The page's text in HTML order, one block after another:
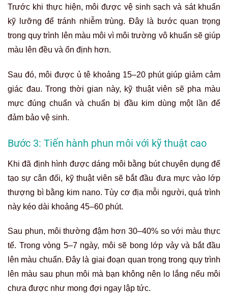
Trước khi thực hiện, môi được vệ sinh sạch và sát khuẩn
kỹ lưỡng để tránh nhiễm trùng. Đây là bước quan trọng
trong quy trình lên màu môi vì môi trường vô khuẩn sẽ giúp
màu lên đều và ổn định hơn.
Sau đó, môi được ủ tê khoảng 15–20 phút giúp giảm cảm
giác đau. Trong thời gian này, kỹ thuật viên sẽ pha màu
mực đúng chuẩn và chuẩn bị đầu kim dùng một lần để
đảm bảo vệ sinh.
Bước 3: Tiến hành phun môi với kỹ thuật cao
Khi đã định hình được dáng môi bằng bút chuyên dụng để
tạo sự cân đối, kỹ thuật viên sẽ bắt đầu đưa mực vào lớp
thượng bì bằng kim nano. Tùy cơ địa mỗi người, quá trình
này kéo dài khoảng 45–60 phút.
Sau phun, môi thường đậm hơn 30–40% so với màu thực
tế. Trong vòng 5–7 ngày, môi sẽ bong lớp vảy và bắt đầu
lên màu chuẩn. Đây là giai đoạn quan trọng trong quy trình
lên màu sau phun môi mà bạn không nên lo lắng nếu môi
chưa được như mong đợi ngay lập tức.